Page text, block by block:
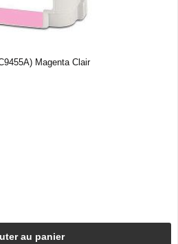
Magenta Clair
au panier